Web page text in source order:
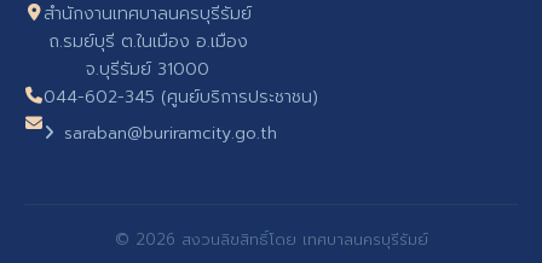
สำนักงานเทศบาลนครบุรีรัมย์
ถ.รมย์บุรี ต.ในเมือง อ.เมือง
จ.บุรีรัมย์ 31000
044-602-345 (ศูนย์บริการประชาชน)
saraban@buriramcity.go.th
© 2026 สงวนลิขสิทธิ์โดย เทศบาลนครบุรีรัมย์